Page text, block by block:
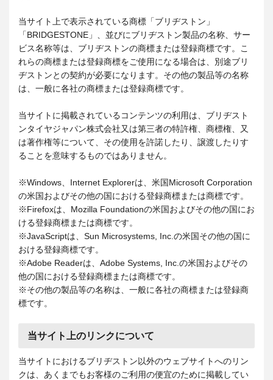
当サイト上で表示されている商標「ブリヂストン」
「BRIDGESTONE」、並びにブリヂストン製品の名称、サー
ビス名称等は、ブリヂストンの商標または登録商標です。こ
れらの商標または登録商標をご使用になる場合は、別途ブリ
ヂストンとの契約が必要になります。その他の製品等の名称
は、一般に各社の商標または登録商標です。
当サイトに掲載されているコンテンツの利用は、ブリヂスト
ンタイヤジャパン株式会社又は第三者の特許権、商標権、又
は著作権等について、その使用を許諾したり、譲渡したりす
ることを意味するものではありません。
※Windows、Internet Explorerは、米国Microsoft Corporation
の米国およびその他の国における登録商標または商標です。
※Firefoxは、Mozilla Foundationの米国およびその他の国にお
ける登録商標または商標です。
※JavaScriptは、Sun Microsystems, Inc.の米国その他の国に
おける登録商標です。
※Adobe Readerは、Adobe Systems, Inc.の米国およびその
他の国における登録商標または商標です。
※その他の製品等の名称は、一般に各社の商標または登録商
標です。
当サイト上のリンクについて
当サイトにおけるブリヂストン以外のウェブサイトへのリン
クは、あくまでもお客様のご利用の便宜のために掲載してい